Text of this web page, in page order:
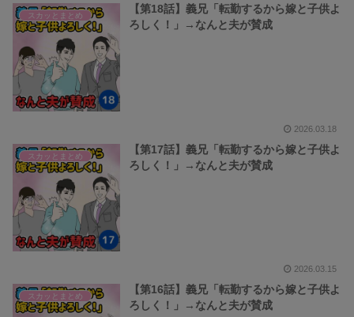
スカッとまとめ
【第18話】義兄「転勤するから嫁と子供よ
ろしく！」→なんと夫が賛成
2026.03.18
スカッとまとめ
【第17話】義兄「転勤するから嫁と子供よ
ろしく！」→なんと夫が賛成
2026.03.15
スカッとまとめ
【第16話】義兄「転勤するから嫁と子供よ
ろしく！」→なんと夫が賛成